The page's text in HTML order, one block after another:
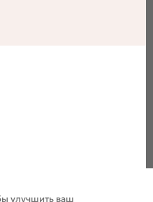
улучшить ваш